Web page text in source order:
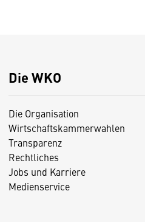
Die WKO
Die Organisation
Wirtschaftskammerwahlen
Transparenz
Rechtliches
Jobs und Karriere
Medienservice